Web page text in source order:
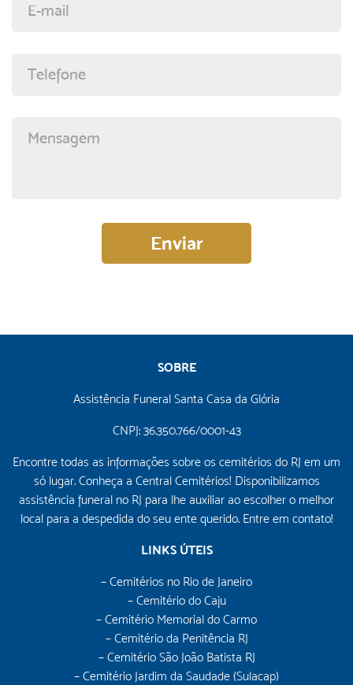
E-mail
Telefone
Mensagem
SOBRE
Assistência Funeral Santa Casa da Glória
CNPJ: 36.350.766/0001-43
Encontre todas as informações sobre os cemitérios do RJ em um
só lugar. Conheça a Central Cemitérios! Disponibilizamos
assistência funeral no RJ para lhe auxiliar ao escolher o melhor
local para a despedida do seu ente querido. Entre em contato!
LINKS ÚTEIS
– Cemitérios no Rio de Janeiro
– Cemitério do Caju
– Cemitério Memorial do Carmo
– Cemitério da Penitência RJ
– Cemitério São João Batista RJ
– Cemitério Jardim da Saudade (Sulacap)